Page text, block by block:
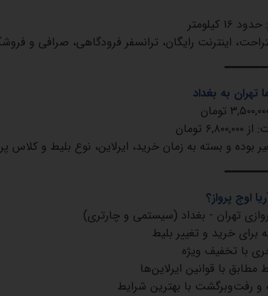
: حدود ۱۶ کیلومتر
اینترنت رایگان، ترانسفر فرودگاهی، صرافی و
تهران به بغداد
تومان
: از ۶,۸۰۰,۰۰۰ تومان
بوده و بسته به زمان خرید، ایرلاین، نوع بلیط و
اوج پرواز؟
تهران - بغداد (سیستمی و چارتری)
برای خرید و تغییر بلیط
با تخفیف ویژه
مطابق با قوانین ایرلاین‌ها
و رفت‌وبرگشت با بهترین شرایط